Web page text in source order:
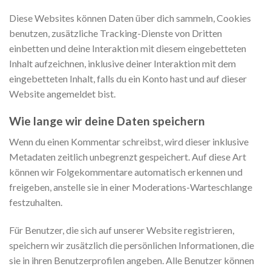
Diese Websites können Daten über dich sammeln, Cookies
benutzen, zusätzliche Tracking-Dienste von Dritten
einbetten und deine Interaktion mit diesem eingebetteten
Inhalt aufzeichnen, inklusive deiner Interaktion mit dem
eingebetteten Inhalt, falls du ein Konto hast und auf dieser
Website angemeldet bist.
Wie lange wir deine Daten speichern
Wenn du einen Kommentar schreibst, wird dieser inklusive
Metadaten zeitlich unbegrenzt gespeichert. Auf diese Art
können wir Folgekommentare automatisch erkennen und
freigeben, anstelle sie in einer Moderations-Warteschlange
festzuhalten.
Für Benutzer, die sich auf unserer Website registrieren,
speichern wir zusätzlich die persönlichen Informationen, die
sie in ihren Benutzerprofilen angeben. Alle Benutzer können